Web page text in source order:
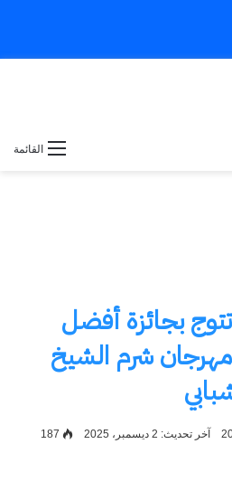
القائمة
بجائزة أفضل
شرم الشيخ
آخر تحديث: 2 ديسمبر، 2025 187